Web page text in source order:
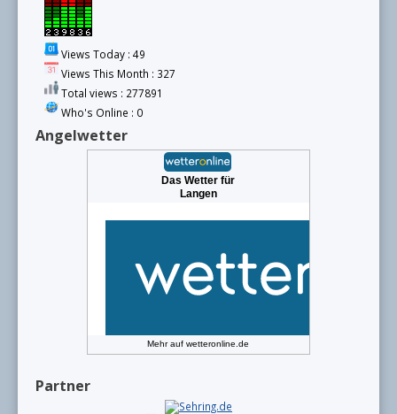
Views Today : 49
Views This Month : 327
Total views : 277891
Who's Online : 0
Angelwetter
Das Wetter für
Langen
Mehr aufwetteronline.de
Partner